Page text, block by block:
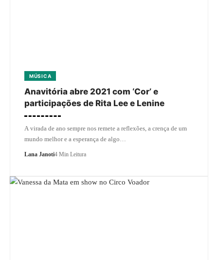
MÚSICA
Anavitória abre 2021 com ‘Cor’ e
participações de Rita Lee e Lenine
A virada de ano sempre nos remete a reflexões, a crença de um
mundo melhor e a esperança de algo…
Lana Janoti4 Min Leitura